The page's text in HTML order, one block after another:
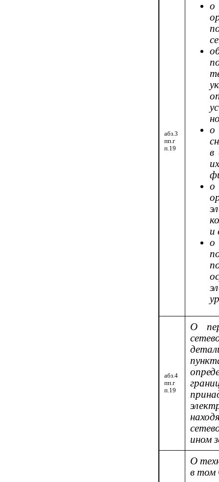
абз.3
пп.г
п.19
о
о
в
о
и
о
абз.4
пп.г
п.19
О
ином
О
в том